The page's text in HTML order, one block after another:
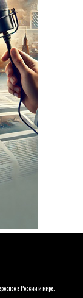
в России и мире.